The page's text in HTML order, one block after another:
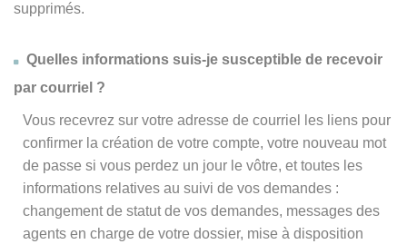
supprimés.
Quelles informations suis-je susceptible de recevoir
par courriel ?
Vous recevrez sur votre adresse de courriel les liens pour
confirmer la création de votre compte, votre nouveau mot
de passe si vous perdez un jour le vôtre, et toutes les
informations relatives au suivi de vos demandes :
changement de statut de vos demandes, messages des
agents en charge de votre dossier, mise à disposition